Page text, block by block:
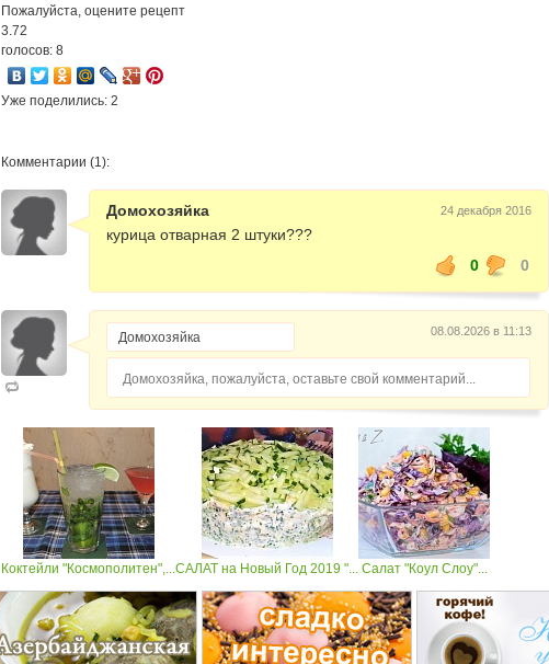
Пожалуйста, оцените рецепт
3.72
голосов: 8
Уже поделились: 2
Комментарии (1):
Домохозяйка 24 декабря 2016
курица отварная 2 штуки???
0
0
08.08.2026 в 11:13
Домохозяйка, пожалуйста, оставьте свой комментарий...
Коктейли "Космополитен",...САЛАТ на Новый Год 2019 "... Салат "Коул Слоу"...